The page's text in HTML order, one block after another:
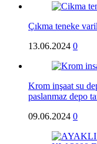
Çıkma teneke
13.06.2024 0
Krom inşaat su
paslanmaz depo
09.06.2024 0